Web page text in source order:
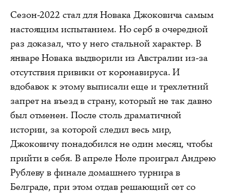
Сезон-2022 стал для Новака Джоковича самым
настоящим испытанием. Но серб в очередной
раз доказал, что у него стальной характер. В
январе Новака выдворили из Австралии из-за
отсутствия привики от коронавируса. И
вдобавок к этому выписали еще и трехлетний
запрет на въезд в страну, который не так давно
был отменен. После столь драматичной
истории, за которой следил весь мир,
Джоковичу понадобился не один месяц, чтобы
прийти в себя. В апреле Ноле проиграл Андрею
Рублеву в финале домашнего турнира в
Белграде, при этом отдав решающий сет со